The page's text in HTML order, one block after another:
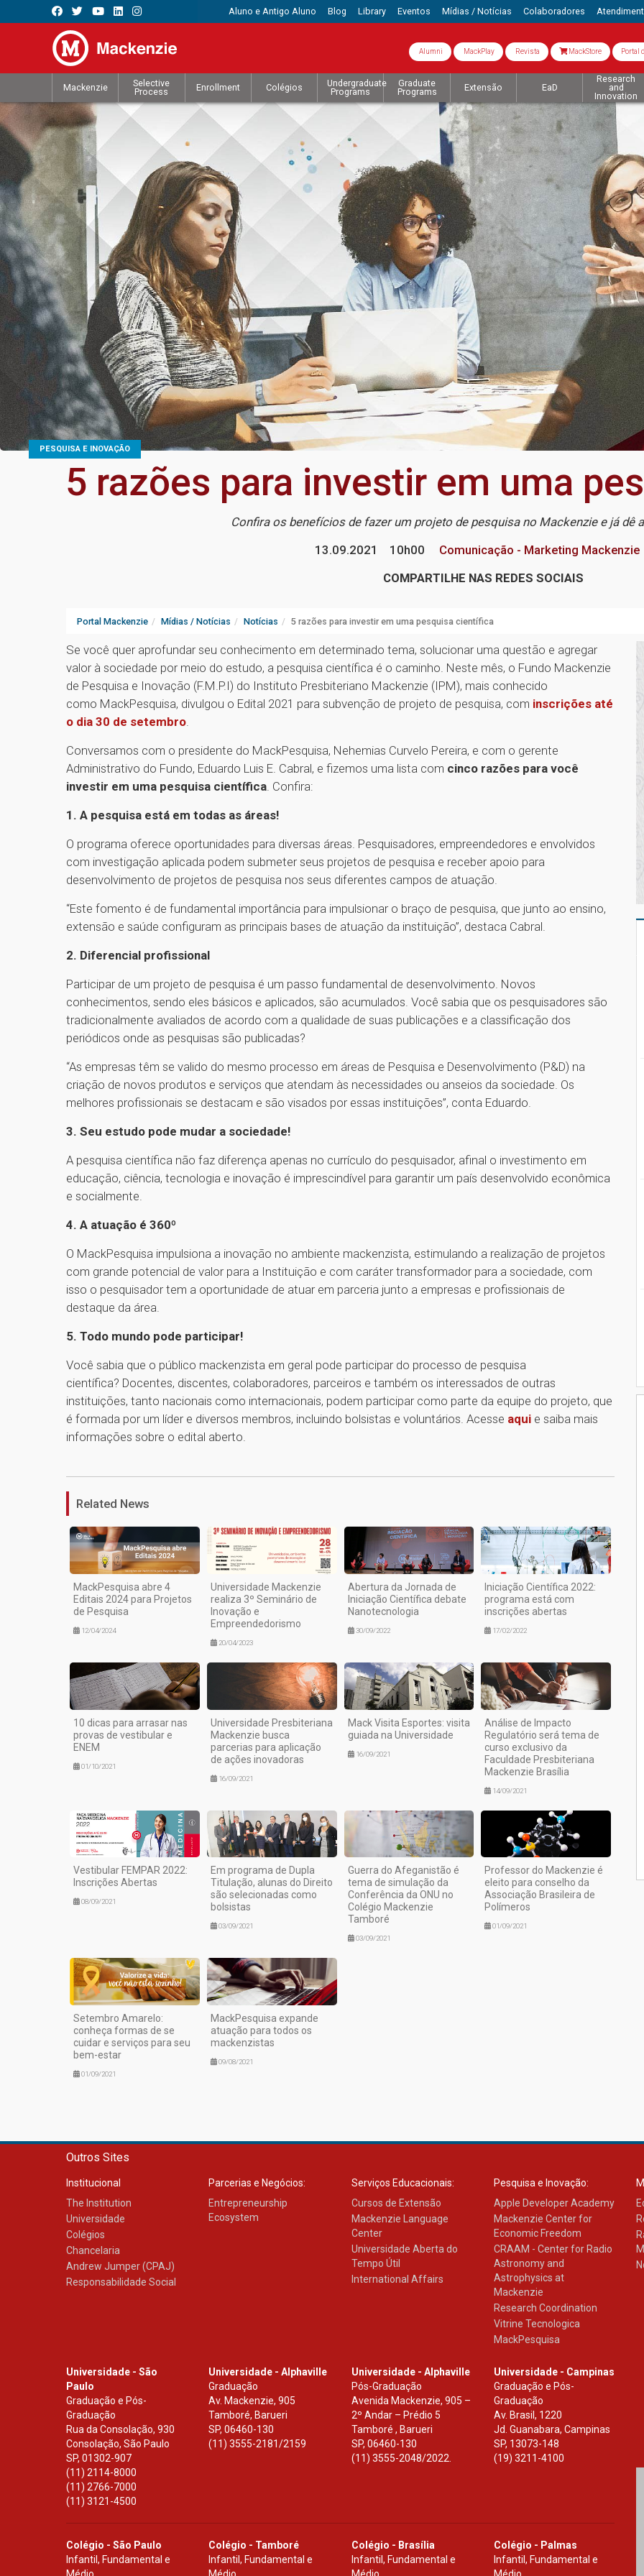
Aluno e Antigo Aluno Blog Library Eventos Mídias / Notícias Colaboradores
Alumni MackPlay Revista MackStore Portal
Mackenzie
Selective
Process
Enrollment Colégios
Undergraduate
Programs
Graduate
Programs
Extensão EaD
Research
and
Innovation
PESQUISA E INOVAÇÃO
5 razões para investir em uma
Confira os benefícios de fazer um projeto de pesquisa no Mackenzie e já dê
13.09.2021
10h00
Comunicação - Marketing Mackenzie
COMPARTILHE NAS REDES SOCIAIS
Portal Mackenzie Mídias / Notícias Notícias 5 razões para investir em uma pesquisa científica
Se você quer aprofundar seu conhecimento em determinado tema, solucionar uma questão e agregar
valor à sociedade por meio do estudo, a pesquisa científica é o caminho. Neste mês, o Fundo Mackenzie
de Pesquisa e Inovação (F.M.P.I) do Instituto Presbiteriano Mackenzie (IPM), mais conhecido
como MackPesquisa, divulgou o Edital 2021 para subvenção de projeto de pesquisa, com inscrições até
o dia 30 de setembro.
Conversamos com o presidente do MackPesquisa, Nehemias Curvelo Pereira, e com o gerente
Administrativo do Fundo, Eduardo Luis E. Cabral, e fizemos uma lista com cinco razões para você
investir em uma pesquisa científica. Confira:
1. A pesquisa está em todas as áreas!
O programa oferece oportunidades para diversas áreas. Pesquisadores, empreendedores e envolvidos
com investigação aplicada podem submeter seus projetos de pesquisa e receber apoio para
desenvolvimento de projetos de pesquisa nos seus diferentes campos de atuação.
“Este fomento é de fundamental importância para impulsionar o braço de pesquisa, que junto ao ensino,
extensão e saúde configuram as principais bases de atuação da instituição”, destaca Cabral.
2. Diferencial profissional
Participar de um projeto de pesquisa é um passo fundamental de desenvolvimento. Novos
conhecimentos, sendo eles básicos e aplicados, são acumulados. Você sabia que os pesquisadores são
tradicionalmente avaliados de acordo com a qualidade de suas publicações e a classificação dos
periódicos onde as pesquisas são publicadas?
“As empresas têm se valido do mesmo processo em áreas de Pesquisa e Desenvolvimento (P&D) na
criação de novos produtos e serviços que atendam às necessidades ou anseios da sociedade. Os
melhores profissionais se destacam e são visados por essas instituições”, conta Eduardo.
3. Seu estudo pode mudar a sociedade!
A pesquisa científica não faz diferença apenas no currículo do pesquisador, afinal o investimento em
educação, ciência, tecnologia e inovação é imprescindível para garantir um país desenvolvido econômica
e socialmente.
4. A atuação é 360º
O MackPesquisa impulsiona a inovação no ambiente mackenzista, estimulando a realização de projetos
com grande potencial de valor para a Instituição e com caráter transformador para a sociedade, com
isso o pesquisador tem a oportunidade de atuar em parceria junto a empresas e profissionais de
destaque da área.
5. Todo mundo pode participar!
Você sabia que o público mackenzista em geral pode participar do processo de pesquisa
científica? Docentes, discentes, colaboradores, parceiros e também os interessados de outras
instituições, tanto nacionais como internacionais, podem participar como parte da equipe do projeto, que
é formada por um líder e diversos membros, incluindo bolsistas e voluntários. Acesse aqui e saiba mais
informações sobre o edital aberto.
Related News
MackPesquisa abre 4
Editais 2024 para Projetos
de Pesquisa
12/04/2024
Universidade Mackenzie
realiza 3º Seminário de
Inovação e
Empreendedorismo
20/04/2023
Abertura da Jornada de
Iniciação Científica debate
Nanotecnologia
30/09/2022
Iniciação Científica 2022:
programa está com
inscrições abertas
17/02/2022
10 dicas para arrasar nas
provas de vestibular e
ENEM
01/10/2021
Universidade Presbiteriana
Mackenzie busca
parcerias para aplicação
de ações inovadoras
16/09/2021
Mack Visita Esportes: visita
guiada na Universidade
16/09/2021
Análise de Impacto
Regulatório será tema de
curso exclusivo da
Faculdade Presbiteriana
Mackenzie Brasília
14/09/2021
Vestibular FEMPAR 2022:
Inscrições Abertas
08/09/2021
Em programa de Dupla
Titulação, alunas do Direito
são selecionadas como
bolsistas
03/09/2021
Guerra do Afeganistão é
tema de simulação da
Conferência da ONU no
Colégio Mackenzie
Tamboré
03/09/2021
Professor do Mackenzie é
eleito para conselho da
Associação Brasileira de
Polímeros
01/09/2021
Setembro Amarelo:
conheça formas de se
cuidar e serviços para seu
bem-estar
01/09/2021
MackPesquisa expande
atuação para todos os
mackenzistas
09/08/2021
Outros Sites
Institucional
The Institution
Universidade
Colégios
Chancelaria
Andrew Jumper (CPAJ)
Responsabilidade Social
Parcerias e Negócios:
Entrepreneurship
Ecosystem
Serviços Educacionais:
Cursos de Extensão
Mackenzie Language
Center
Universidade Aberta do
Tempo Útil
International Affairs
Pesquisa e Inovação:
Apple Developer Academy
Mackenzie Center for
Economic Freedom
CRAAM - Center for Radio
Astronomy and
Astrophysics at
Mackenzie
Research Coordination
Vitrine Tecnologica
MackPesquisa
Universidade - São
Paulo
Graduação e Pós-
Graduação
Rua da Consolação, 930
Consolação, São Paulo
SP, 01302-907
(11) 2114-8000
(11) 2766-7000
(11) 3121-4500
Universidade - Alphaville
Graduação
Av. Mackenzie, 905
Tamboré, Barueri
SP,06460-130
(11) 3555-2181/2159
Universidade - Alphaville
Pós-Graduação
Avenida Mackenzie, 905 –
2º Andar – Prédio 5
Tamboré , Barueri
SP, 06460-130
(11) 3555-2048/2022.
Universidade - Campinas
Graduação e Pós-
Graduação
Av. Brasil, 1220
Jd. Guanabara, Campinas
SP, 13073-148
(19) 3211-4100
Colégio - São Paulo
Infantil, Fundamental e
Colégio - Tamboré
Infantil, Fundamental e
Colégio - Brasília
Infantil, Fundamental e
Colégio - Palmas
Infantil, Fundamental e